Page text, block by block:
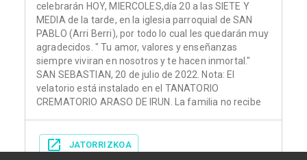
celebrarán HOY, MIERCOLES,día 20 a las SIETE Y
MEDIA de la tarde, en la iglesia parroquial de SAN
PABLO (Arri Berri), por todo lo cual les quedarán muy
agradecidos. " Tu amor, valores y enseñanzas
siempre viviran en nosotros y te hacen inmortal."
SAN SEBASTIAN, 20 de julio de 2022. Nota: El
velatorio está instalado en el TANATORIO
CREMATORIO ARASO DE IRUN. La familia no recibe
JATORRIZKOA